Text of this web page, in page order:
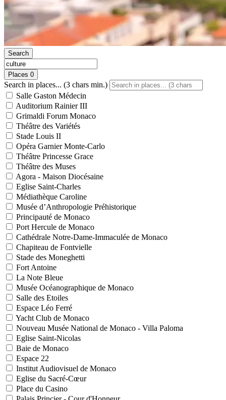
Search
Places 0
Search in places... (3 chars min.)
Salle Gaston Médecin
Auditorium Rainier III
Grimaldi Forum Monaco
Théâtre des Variétés
Stade Louis II
Opéra Garnier Monte-Carlo
Théâtre Princesse Grace
Théâtre des Muses
Agora - Maison Diocésaine
Eglise Saint-Charles
Médiathèque Caroline
Musée d’Anthropologie Préhistorique
Principauté de Monaco
Port Hercule de Monaco
Cathédrale Notre-Dame-Immaculée de Monaco
Chapiteau de Fontvielle
Stade des Moneghetti
Fort Antoine
La Note Bleue
Musée Océanographique de Monaco
Salle des Etoiles
Espace Léo Ferré
Yacht Club de Monaco
Nouveau Musée National de Monaco - Villa Paloma
Eglise Saint-Nicolas
Baie de Monaco
Espace 22
Institut Audiovisuel de Monaco
Eglise du Sacré-Cœur
Place du Casino